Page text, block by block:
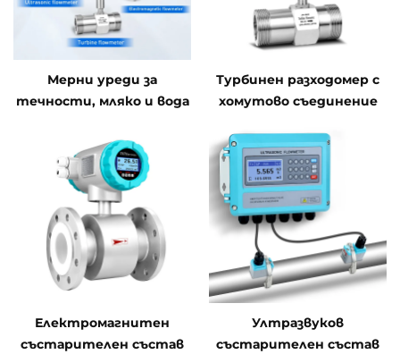
Мерни уреди за
течности, мляко и вода
турбинни,
ултразвукови и
електромагнитни
мерни уреди
Турбинен разходомер с
хомутово съединение
Електромагнитен
състарителен състав
Ултразвуков
състарителен състав